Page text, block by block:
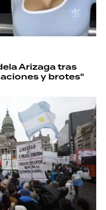
Arizaga tras
y brotes"